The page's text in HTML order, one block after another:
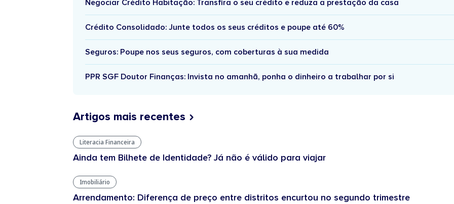
Negociar Crédito Habitação: Transfira o seu crédito e reduza a prestação da casa
Crédito Consolidado: Junte todos os seus créditos e poupe até 60%
Seguros: Poupe nos seus seguros, com coberturas à sua medida
PPR SGF Doutor Finanças: Invista no amanhã, ponha o dinheiro a trabalhar por si
Artigos mais recentes
Literacia Financeira
Ainda tem Bilhete de Identidade? Já não é válido para viajar
Imobiliário
Arrendamento: Diferença de preço entre distritos encurtou no segundo trimestre